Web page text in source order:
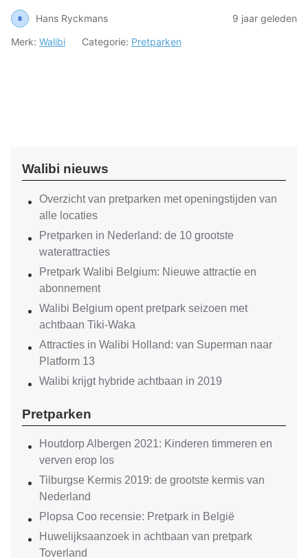
Hans Ryckmans
9 jaar geleden
Merk: Walibi Categorie: Pretparken
Walibi nieuws
Overzicht van pretparken met openingstijden van
alle locaties
Pretparken in Nederland: de 10 grootste
waterattracties
Pretpark Walibi Belgium: Nieuwe attractie en
abonnement
Walibi Belgium opent pretpark seizoen met
achtbaan Tiki-Waka
Attracties in Walibi Holland: van Superman naar
Platform 13
Walibi krijgt hybride achtbaan in 2019
Pretparken
Houtdorp Albergen 2021: Kinderen timmeren en
verven erop los
Tilburgse Kermis 2019: de grootste kermis van
Nederland
Plopsa Coo recensie: Pretpark in België
Huwelijksaanzoek in achtbaan van pretpark
Toverland